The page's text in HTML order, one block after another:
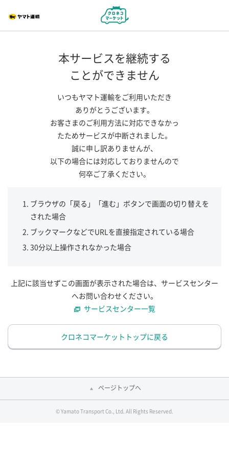
本サービスを継続する
ことができません
いつもヤマト運輸をご利用いただき
ありがとうございます。
お客さまのご利用方法に対応できなかっ
たためサービスが中断されました。
誠に申し訳ありませんが、
以下の場合には対応しておりませんので
何卒ご了承ください。
ブラウザの「戻る」「進む」ボタンで画面の切り替えを
された場合
ブックマークなどでURLを直接指定されている場合
30分以上操作されなかった場合
上記に該当せずこの画面が表示された場合は、サービスセンター
へお問い合わせください。
サービスセンター一覧
クロネコマーケットトップに戻る
ページトップへ
© Yamato Transport Co., Ltd. All Rights Reserved.